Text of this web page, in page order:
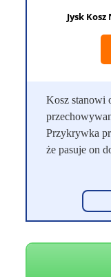
Jysk
Kosz stanowi
Przykrywka
że pasuje on